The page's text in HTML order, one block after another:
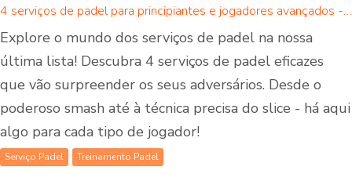
4 serviços de padel para principiantes e jogadores avançados - há um serviço de padel para todos!
Explore o mundo dos serviços de padel na nossa
última lista! Descubra 4 serviços de padel eficazes
que vão surpreender os seus adversários. Desde o
poderoso smash até à técnica precisa do slice - há aqui
algo para cada tipo de jogador!
Serviço Padel Treinamento Padel